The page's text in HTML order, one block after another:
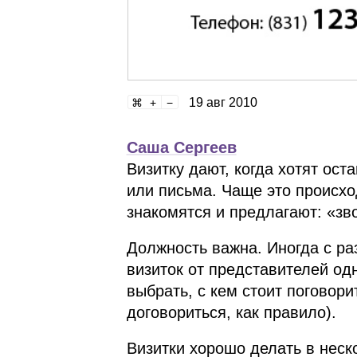
19 авг 2010
Саша Сергеев
Визитку дают, когда хотят
или письма. Чаще это
знакомятся и предлагают:
Должность важна. Иногда с
визиток от представителей
выбрать, с кем стоит
договориться, как правило).
Визитки хорошо делать в